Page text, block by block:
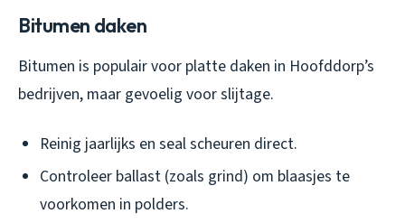
Bitumen daken
Bitumen is populair voor platte daken in Hoofddorp’s
bedrijven, maar gevoelig voor slijtage.
Reinig jaarlijks en seal scheuren direct.
Controleer ballast (zoals grind) om blaasjes te
voorkomen in polders.